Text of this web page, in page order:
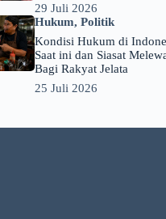
29 Juli 2026
Hukum,Politik
Kondisi Hukum di
Saat ini dan Siasat
Bagi Rakyat Jelata
25 Juli 2026